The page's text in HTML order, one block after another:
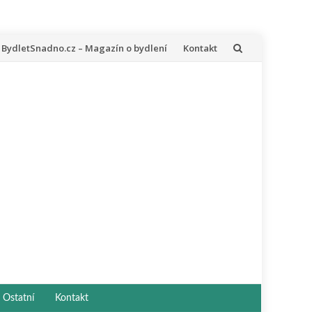
Přeskočit
BydletSnadno.cz – Magazín o bydlení Kontakt
Ostatní Kontakt